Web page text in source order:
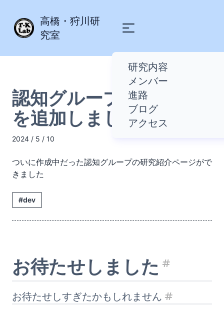
高橋・狩川研
究室
研究内容
メンバー
進路
ブログ
アクセス
認知グループの研究紹介
を追加しました
2024 / 5 / 10
ついに作成中だった認知グループの研究紹介ページがで
きました
#dev
お待たせしました
見出し
お待たせしすぎたかもしれません